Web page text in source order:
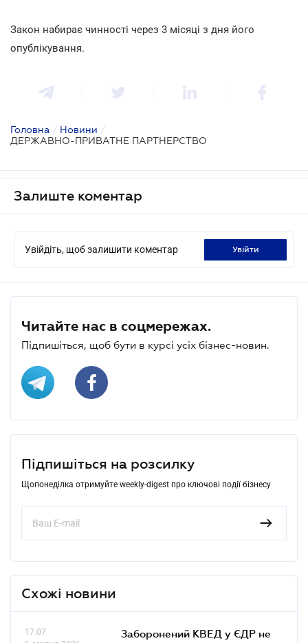
Закон набирає чинності через 3 місяці з дня його
опублікування.
Головна / Новини /
ДЕРЖАВНО-ПРИВАТНЕ ПАРТНЕРСТВО
Залиште коментар
Увійдіть, щоб залишити коментар увійти
Читайте нас в соцмережах.
Підпишіться, щоб бути в курсі усіх бізнес-новин.
Підпишіться на розсилку
Щопонеділка отримуйте weekly-digest про ключові події бізнесу
Схожі новини
17.07
Заборонений КВЕД у ЄДР не